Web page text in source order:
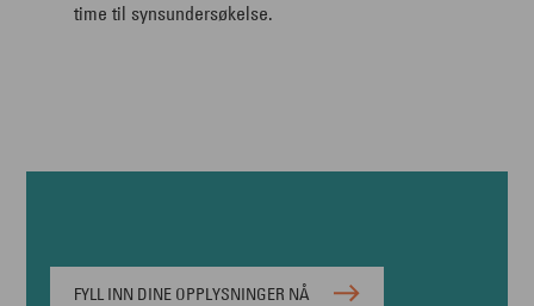
time til synsundersøkelse.
FYLL INN DINE OPPLYSNINGER NÅ